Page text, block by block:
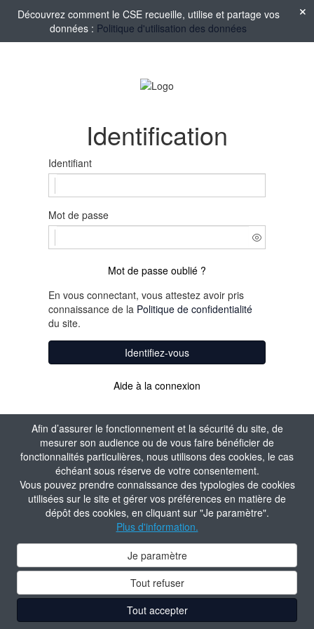
Afin d’assurer le fonctionnement et la sécurité du site, de
mesurer son audience ou de vous faire bénéficier de
fonctionnalités particulières, nous utilisons des cookies, le cas
échéant sous réserve de votre consentement.
Vous pouvez prendre connaissance des typologies de cookies
utilisées sur le site et gérer vos préférences en matière de
dépôt des cookies, en cliquant sur "Je paramètre".
Plus d'information.
Je paramètre
Tout refuser
Tout accepter
Découvrez comment le CSE recueille, utilise et partage vos
données : Politique d'utilisation des données
Identification
Identifiant
Mot de passe
Mot de passe oublié ?
En vous connectant, vous attestez avoir pris
connaissance de la Politique de confidentialité
du site.
Identifiez-vous
Aide à la connexion